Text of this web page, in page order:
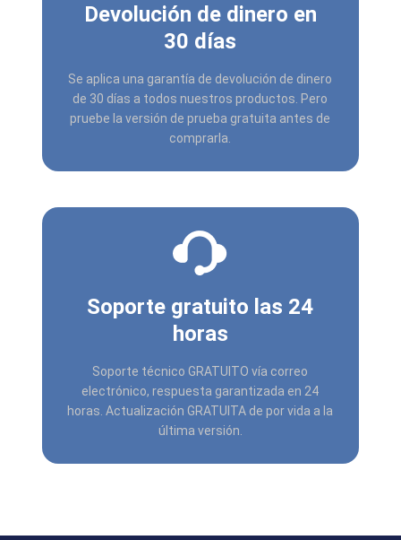
Devolución de dinero en
30 días
Se aplica una garantía de devolución de dinero
de 30 días a todos nuestros productos. Pero
pruebe la versión de prueba gratuita antes de
comprarla.
Soporte gratuito las 24
horas
Soporte técnico GRATUITO vía correo
electrónico, respuesta garantizada en 24
horas. Actualización GRATUITA de por vida a la
última versión.